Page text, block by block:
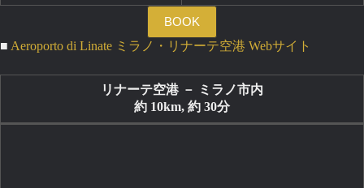
BOOK
■ Aeroporto di Linate ミラノ・リナーテ空港 Webサイト
リナーテ空港 － ミラノ市内
約 10km, 約 30分